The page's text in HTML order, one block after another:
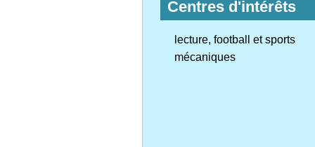
Centres d'intérêts
lecture, football et sports
mécaniques